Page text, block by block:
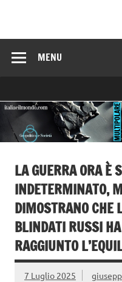
MENU
LA GUERRA ORA È
INDETERMINATO,
DIMOSTRANO CHE
BLINDATI RUSSI
RAGGIUNTO
7 Luglio 2025